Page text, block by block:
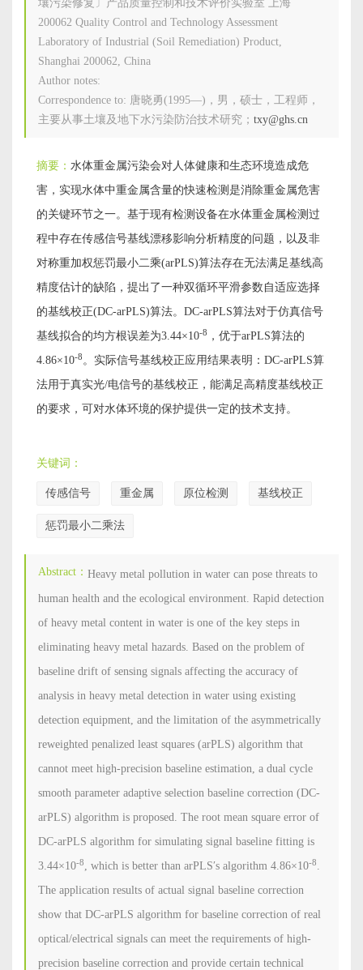
壤污染修复〕产品质量控制和技术评价实验室 上海
200062 Quality Control and Technology Assessment
Laboratory of Industrial (Soil Remediation) Product,
Shanghai 200062, China
Author notes:
Correspondence to: 唐晓勇(1995—)，男，硕士，工程师，
主要从事土壤及地下水污染防治技术研究； txy@ghs.cn
摘要： 水体重金属污染会对人体健康和生态环境造成危
害，实现水体中重金属含量的快速检测是消除重金属危害
的关键环节之一。基于现有检测设备在水体重金属检测过
程中存在传感信号基线漂移影响分析精度的问题，以及非
对称重加权惩罚最小二乘(arPLS)算法存在无法满足基线高
精度估计的缺陷，提出了一种双循环平滑参数自适应选择
的基线校正(DC-arPLS)算法。DC-arPLS算法对于仿真信号
基线拟合的均方根误差为3.44×10-8
，优于arPLS算法的
4.86×10-8。实际信号基线校正应用结果表明：DC-arPLS算
法用于真实光/电信号的基线校正，能满足高精度基线校正
的要求，可对水体环境的保护提供一定的技术支持。
关键词：
传感信号 重金属 原位检测 基线校正
惩罚最小二乘法
Abstract： Heavy metal pollution in water can pose threats to
human health and the ecological environment. Rapid detection
of heavy metal content in water is one of the key steps in
eliminating heavy metal hazards. Based on the problem of
baseline drift of sensing signals affecting the accuracy of
analysis in heavy metal detection in water using existing
detection equipment, and the limitation of the asymmetrically
reweighted penalized least squares (arPLS) algorithm that
cannot meet high-precision baseline estimation, a dual cycle
smooth parameter adaptive selection baseline correction (DC-
arPLS) algorithm is proposed. The root mean square error of
DC-arPLS algorithm for simulating signal baseline fitting is
3.44×10-8, which is better than arPLS′s algorithm 4.86×10-8.
The application results of actual signal baseline correction
show that DC-arPLS algorithm for baseline correction of real
optical/electrical signals can meet the requirements of high-
precision baseline correction and provide certain technical